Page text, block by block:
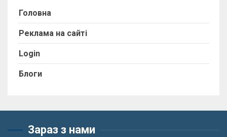
Головна
Реклама на сайті
Login
Блоги
Зараз з нами